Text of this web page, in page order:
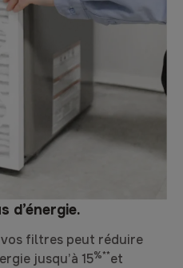
d’énergie.
filtres peut réduire
jusqu’à 15%**et